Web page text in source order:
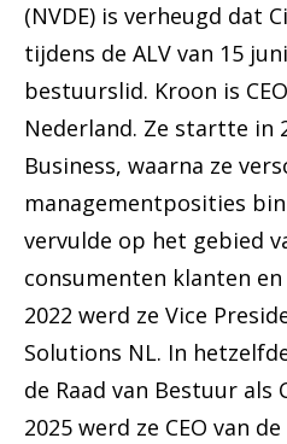
(NVDE) is verheugd dat
tijdens de ALV van 15
bestuurslid. Kroon is
Nederland. Ze startte in
Business, waarna ze
managementposities
vervulde op het gebied
consumenten klanten
2022 werd ze Vice
Solutions NL. In
de Raad van Bestuur als
2025 werd ze CEO van